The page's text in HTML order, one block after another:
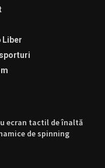
Liber
ecran tactil de înaltă
de spinning